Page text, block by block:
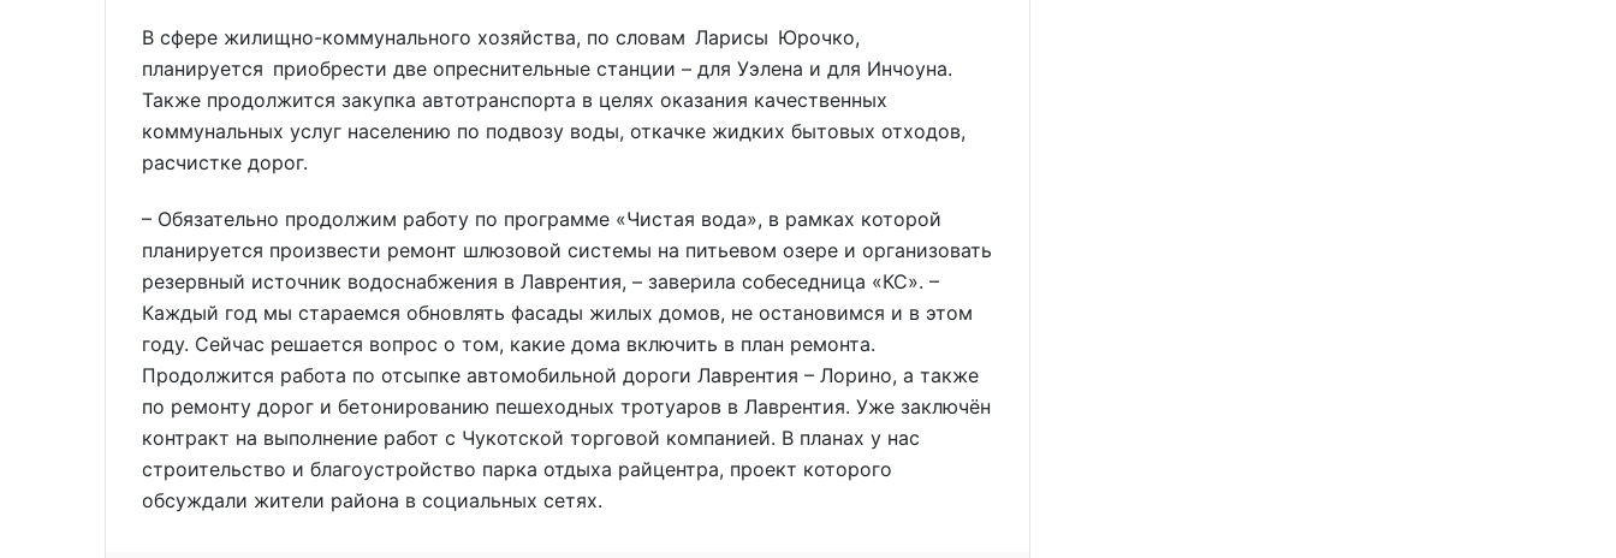
В сфере жилищно-коммунального хозяйства, по словам Ларисы Юрочко,
планируется приобрести две опреснительные станции – для Уэлена и для Инчоуна.
Также продолжится закупка автотранспорта в целях оказания качественных
коммунальных услуг населению по подвозу воды, откачке жидких бытовых отходов,
расчистке дорог.
– Обязательно продолжим работу по программе «Чистая вода», в рамках которой
планируется произвести ремонт шлюзовой системы на питьевом озере и организовать
резервный источник водоснабжения в Лаврентия, – заверила собеседница «КС». –
Каждый год мы стараемся обновлять фасады жилых домов, не остановимся и в этом
году. Сейчас решается вопрос о том, какие дома включить в план ремонта.
Продолжится работа по отсыпке автомобильной дороги Лаврентия – Лорино, а также
по ремонту дорог и бетонированию пешеходных тротуаров в Лаврентия. Уже заключён
контракт на выполнение работ с Чукотской торговой компанией. В планах у нас
строительство и благоустройство парка отдыха райцентра, проект которого
обсуждали жители района в социальных сетях.